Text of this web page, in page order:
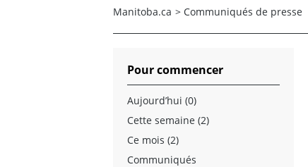
Manitoba.ca > Communiqués de presse
Pour commencer
Aujourd’hui (0)
Cette semaine (2)
Ce mois (2)
Communiqués